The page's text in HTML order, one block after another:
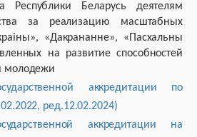
Республики Беларусь деятелям
за реализацию масштабных
«Дакрананне», «Пасхальны
на развитие способностей
молодежи
аккредитации по
ред.12.02.2024)
аккредитации на